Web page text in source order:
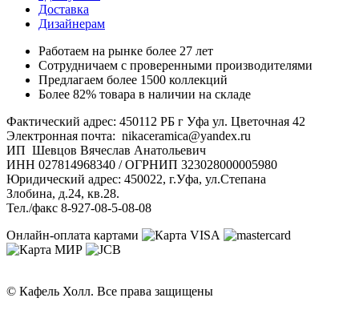
Доставка
Дизайнерам
Работаем на рынке более 27 лет
Сотрудничаем с проверенными производителями
Предлагаем более 1500 коллекций
Более 82% товара в наличии на складе
Фактический адрес: 450112 РБ г Уфа ул. Цветочная 42
Электронная почта: nikaceramica@yandex.ru
ИП Шевцов Вячеслав Анатольевич
ИНН 027814968340 / ОГРНИП 323028000005980
Юридический адрес: 450022, г.Уфа, ул.Степана
Злобина, д.24, кв.28.
Тел./факс 8-927-08-5-08-08
Онлайн-оплата картами
© Кафель Холл. Все права защищены